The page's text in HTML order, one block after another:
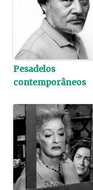
Pesadelos
contemporâneos